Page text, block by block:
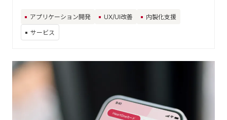
アプリケーション開発 UX/UI改善 内製化支援
サービス